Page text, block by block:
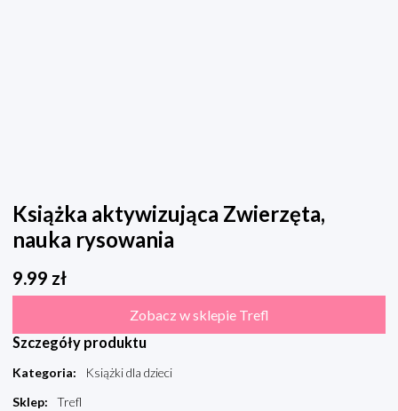
Książka aktywizująca Zwierzęta,
nauka rysowania
9.99 zł
Zobacz w sklepie Trefl
Szczegóły produktu
Kategoria:
Książki dla dzieci
Sklep:
Trefl